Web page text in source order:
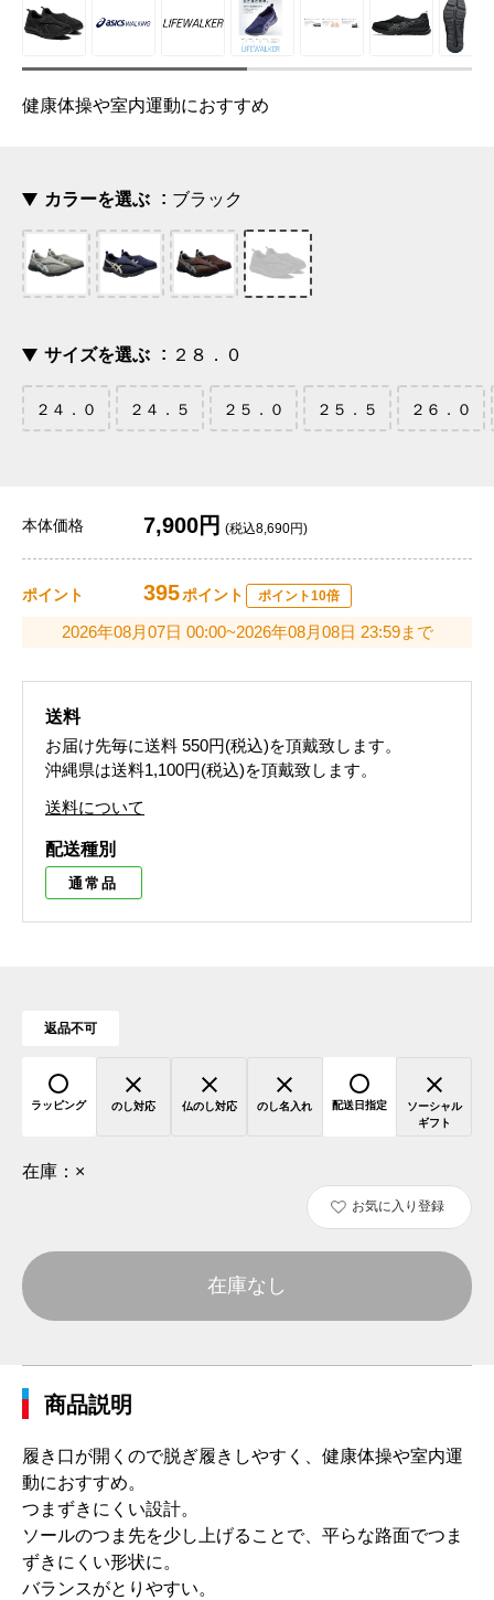
健康体操や室内運動におすすめ
カラーを選ぶ ブラック
サイズを選ぶ ２８．０
２４．０ ２４．５ ２５．０ ２５．５ ２６．０
本体価格 7,900円 (税込8,690円)
ポイント 395ポイント ポイント10倍
2026年08月07日 00:00~2026年08月08日 23:59まで
送料
お届け先毎に送料 550円(税込)を頂戴致します。
沖縄県は送料1,100円(税込)を頂戴致します。
送料について
配送種別
通常品
返品不可
ラッピング のし対応 仏のし対応 のし名入れ 配送日指定
ソーシャル
ギフト
在庫： ×
お気に入り登録
在庫なし
商品説明
履き口が開くので脱ぎ履きしやすく、健康体操や室内運
動におすすめ。
つまずきにくい設計。
ソールのつま先を少し上げることで、平らな路面でつま
ずきにくい形状に。
バランスがとりやすい。